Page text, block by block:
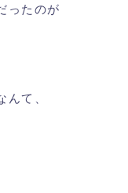
ったのが
て、